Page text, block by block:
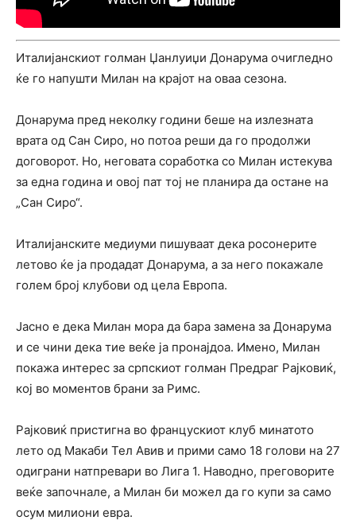
Италијанскиот голман Џанлуиџи Донарума очигледно
ќе го напушти Милан на крајот на оваа сезона.
Донарума пред неколку години беше на излезната
врата од Сан Сиро, но потоа реши да го продолжи
договорот. Но, неговата соработка со Милан истекува
за една година и овој пат тој не планира да остане на
„Сан Сиро“.
Италијанските медиуми пишуваат дека росонерите
летово ќе ја продадат Донарума, а за него покажале
голем број клубови од цела Европа.
Јасно е дека Милан мора да бара замена за Донарума
и се чини дека тие веќе ја пронајдоа. Имено, Милан
покажа интерес за српскиот голман Предраг Рајковиќ,
кој во моментов брани за Римс.
Рајковиќ пристигна во францускиот клуб минатото
лето од Макаби Тел Авив и прими само 18 голови на 27
одиграни натпревари во Лига 1. Наводно, преговорите
веќе започнале, а Милан би можел да го купи за само
осум милиони евра.